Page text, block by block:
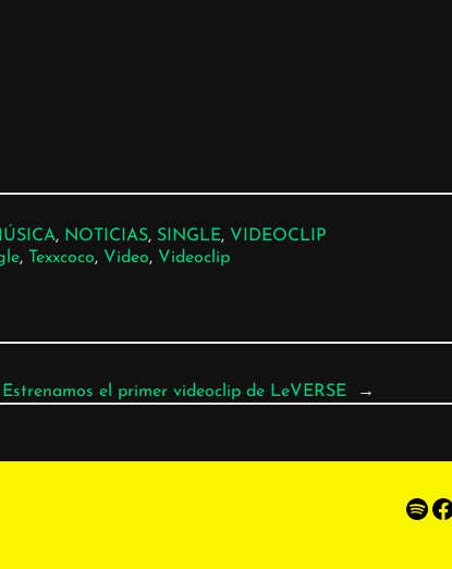
, NOTICIAS, SINGLE, VIDEOCLIP
, Texxcoco, Video, Videoclip
Estrenamos el primer videoclip de LeVERSE →
Spotify Facebook